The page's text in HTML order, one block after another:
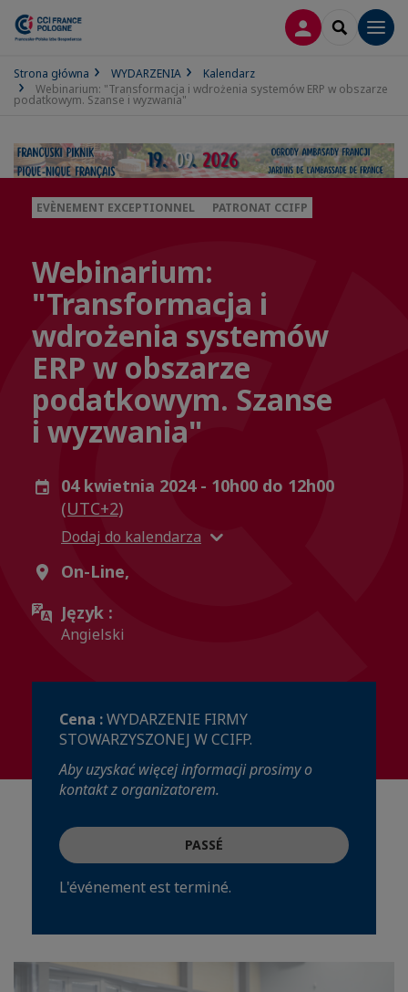
LOGOWANIE
SEARCH
Strona główna WYDARZENIA
Kalendarz
Webinarium: "Transformacja i wdrożenia systemów ERP w obszarze
podatkowym. Szanse i wyzwania"
EVÈNEMENT EXCEPTIONNEL PATRONAT CCIFP
Webinarium:
"Transformacja i
wdrożenia systemów
ERP w obszarze
podatkowym. Szanse
i wyzwania"
04 kwietnia 2024 - 10h00 do 12h00
(UTC+2)
Dodaj do kalendarza
On-Line,
Język :
Angielski
Cena :WYDARZENIE FIRMY
STOWARZYSZONEJ W CCIFP.
Aby uzyskać więcej informacji prosimy o
kontakt z organizatorem.
PASSÉ
L'événement est terminé.